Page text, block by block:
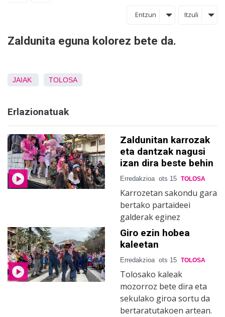
Entzun Itzuli
Zaldunita eguna kolorez bete da.
JAIAK TOLOSA
Erlazionatuak
Zaldunitan karrozak
eta dantzak nagusi
izan dira beste behin
Erredakzioa ots 15 TOLOSA
Karrozetan sakondu gara
bertako partaideei
galderak eginez
Giro ezin hobea
kaleetan
Erredakzioa ots 15 TOLOSA
Tolosako kaleak
mozorroz bete dira eta
sekulako giroa sortu da
bertaratutakoen artean.